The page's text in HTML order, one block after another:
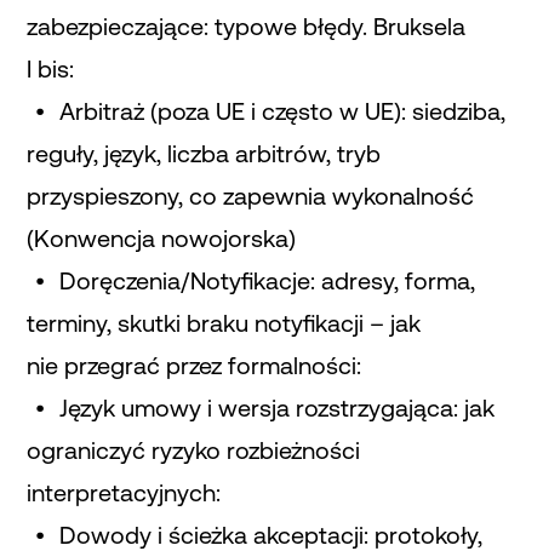
zabezpieczające: typowe błędy. Bruksela
I bis:
Arbitraż (poza UE i często w UE): siedziba,
reguły, język, liczba arbitrów, tryb
przyspieszony, co zapewnia wykonalność
(Konwencja nowojorska)
Doręczenia/Notyfikacje: adresy, forma,
terminy, skutki braku notyfikacji – jak
nie przegrać przez formalności:
Język umowy i wersja rozstrzygająca: jak
ograniczyć ryzyko rozbieżności
interpretacyjnych:
Dowody i ścieżka akceptacji: protokoły,